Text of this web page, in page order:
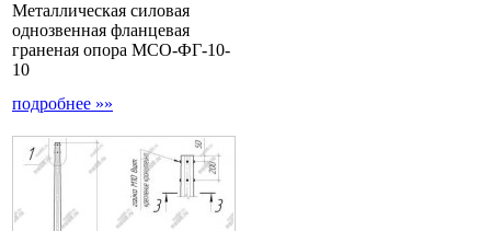
Металлическая силовая
однозвенная фланцевая
граненая опора МСО-ФГ-10-
10
подробнее »»